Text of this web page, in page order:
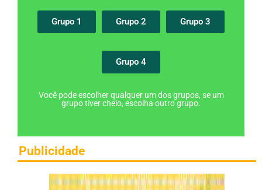
Grupo 1 Grupo 2 Grupo 3
Grupo 4
Você pode escolher qualquer um dos grupos, se um
grupo tiver cheio, escolha outro grupo.
Publicidade